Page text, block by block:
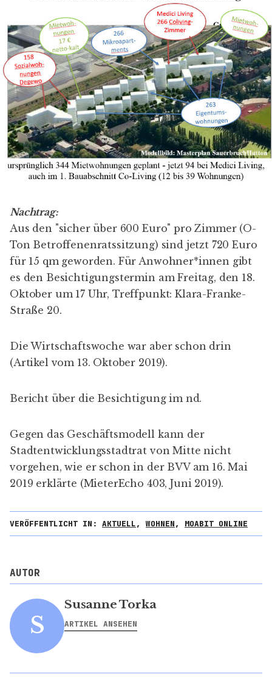
Nachtrag:
Aus den "sicher über 600 Euro" pro Zimmer (O-
Ton Betroffenenratssitzung) sind jetzt 720 Euro
für 15 qm geworden. Für Anwohner*innen gibt
es den Besichtigungstermin am Freitag, den 18.
Oktober um 17 Uhr, Treffpunkt: Klara-Franke-
Straße 20.
Die Wirtschaftswoche war aber schon drin
(Artikel vom 13. Oktober 2019).
Bericht über die Besichtigung im nd.
Gegen das Geschäftsmodell kann der
Stadtentwicklungsstadtrat von Mitte nicht
vorgehen, wie er schon in der BVV am 16. Mai
2019 erklärte (MieterEcho 403, Juni 2019).
VERÖFFENTLICHT IN: AKTUELL, WOHNEN, MOABIT ONLINE
AUTOR
S
Susanne Torka
ARTIKEL ANSEHEN